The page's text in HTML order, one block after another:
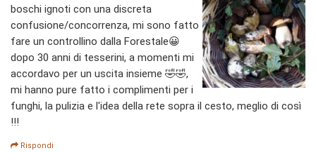
boschi ignoti con una discreta
confusione/concorrenza, mi sono fatto
fare un controllino dalla Forestale😀
dopo 30 anni di tesserini, a momenti mi
accordavo per un uscita insieme 🤣🤣,
mi hanno pure fatto i complimenti per i
funghi, la pulizia e l'idea della rete sopra il cesto, meglio di così
!!!
Rispondi